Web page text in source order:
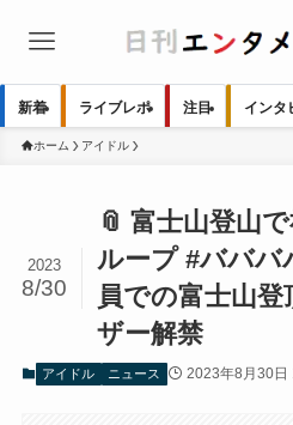
新着 ライブレポ 注目 インタ
ホーム アイドル
📎 富士山登山
ループ #バババ
員での富士山
ザー解禁
2023
8/30
アイドル ニュース 2023年8月30日